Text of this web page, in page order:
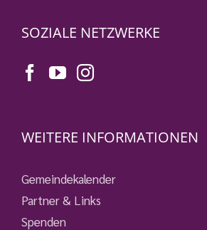
SOZIALE NETZWERKE
WEITERE INFORMATIONEN
Gemeindekalender
Partner & Links
Spenden